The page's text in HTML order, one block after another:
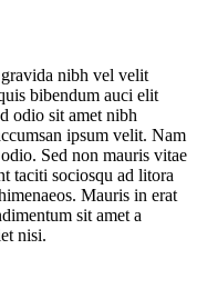
nibh vel velit
bibendum auci elit
odio sit amet nibh
ipsum velit. Nam
Sed non mauris vitae
taciti sociosqu ad litora
Mauris in erat
sit amet a
nisi.